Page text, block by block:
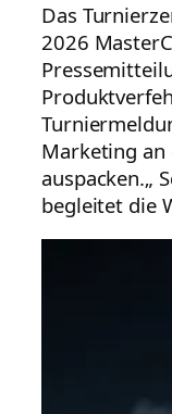
Das
2026
Marketing an
auspacken.„
begleitet die